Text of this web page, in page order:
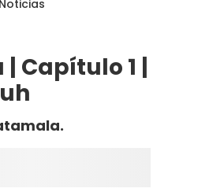
Noticias
Capítulo 1 |